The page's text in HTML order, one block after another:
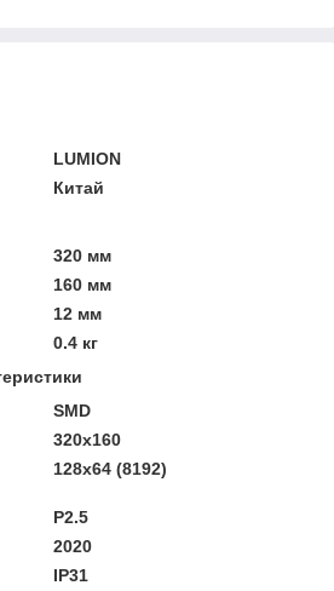
LUMION
Китай
320 мм
160 мм
12 мм
0.4 кг
SMD
320x160
128х64 (8192)
P2.5
2020
IP31